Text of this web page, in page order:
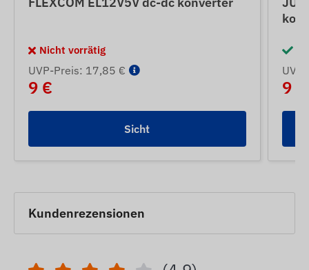
Nicht vorrätig
UVP-Preis: 17,85 €
9 €
Sicht
9 €
Kundenrezensionen